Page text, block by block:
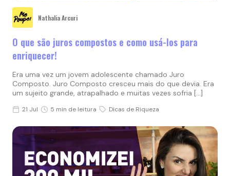
Nathalia Arcuri
O que são juros compostos e como usá-los para
enriquecer!
Era uma vez um jovem adolescente chamado Juro
Composto. Juro Composto cresceu mais do que devia. Era
um sujeito grande, atrapalhado e muitas vezes sofria […]
21 Jul 5 min de leitura Dicas de Riqueza